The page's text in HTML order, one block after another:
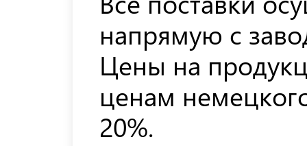
напрямую с
Цены на
ценам
20%.